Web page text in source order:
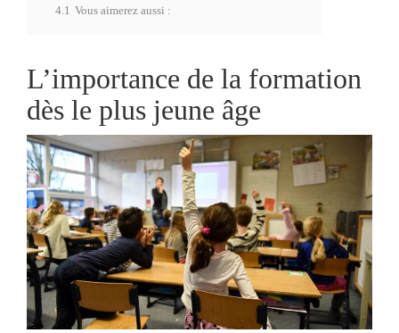
4.1 Vous aimerez aussi :
L’importance de la formation
dès le plus jeune âge